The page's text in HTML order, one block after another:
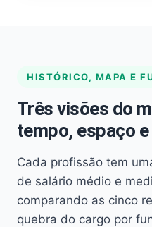
HISTÓRICO, MAPA E
Três visões do
tempo, espaço
Cada profissão tem
de salário médio e
comparando as cinco
quebra do cargo por